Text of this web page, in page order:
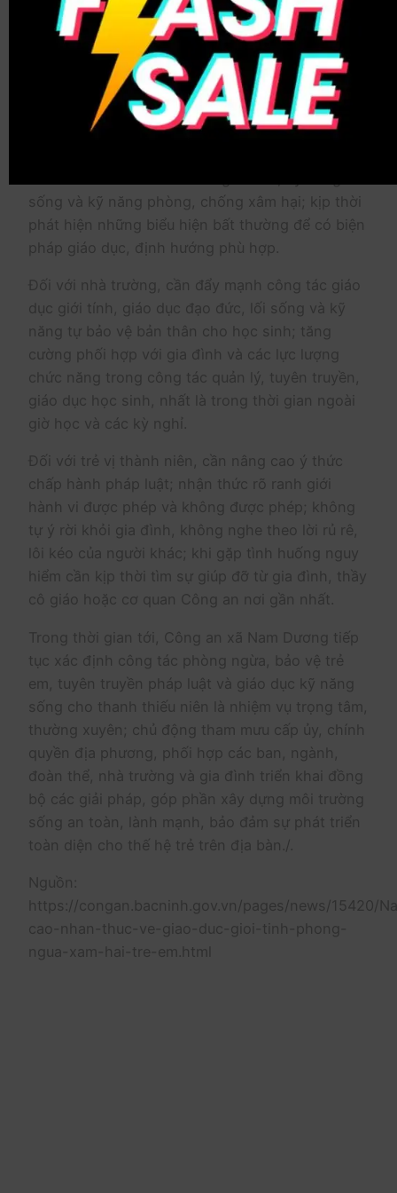
khỏe, tâm lý, tương lai của các em.
Công an xã Nam Dương khuyến cáo:
Đối với gia đình, cần nâng cao trách nhiệm trong
việc quản lý, giáo dục con em; thường xuyên
quan tâm đến diễn biến tâm lý, sinh hoạt, các
sống và kỹ năng phòng, chống xâm hại; kịp thời
phát hiện những biểu hiện bất thường để có biện
pháp giáo dục, định hướng phù hợp.
Đối với nhà trường, cần đẩy mạnh công tác giáo
dục giới tính, giáo dục đạo đức, lối sống và kỹ
năng tự bảo vệ bản thân cho học sinh; tăng
cường phối hợp với gia đình và các lực lượng
chức năng trong công tác quản lý, tuyên truyền,
giáo dục học sinh, nhất là trong thời gian ngoài
giờ học và các kỳ nghỉ.
Đối với trẻ vị thành niên, cần nâng cao ý thức
chấp hành pháp luật; nhận thức rõ ranh giới
hành vi được phép và không được phép; không
tự ý rời khỏi gia đình, không nghe theo lời rủ rê,
lôi kéo của người khác; khi gặp tình huống nguy
hiểm cần kịp thời tìm sự giúp đỡ từ gia đình, thầy
cô giáo hoặc cơ quan Công an nơi gần nhất.
Trong thời gian tới, Công an xã Nam Dương tiếp
tục xác định công tác phòng ngừa, bảo vệ trẻ
em, tuyên truyền pháp luật và giáo dục kỹ năng
sống cho thanh thiếu niên là nhiệm vụ trọng tâm,
thường xuyên; chủ động tham mưu cấp ủy, chính
quyền địa phương, phối hợp các ban, ngành,
đoàn thể, nhà trường và gia đình triển khai đồng
bộ các giải pháp, góp phần xây dựng môi trường
sống an toàn, lành mạnh, bảo đảm sự phát triển
toàn diện cho thế hệ trẻ trên địa bàn./.
Nguồn:
https://congan.bacninh.gov.vn/pages/news/15420/
cao-nhan-thuc-ve-giao-duc-gioi-tinh-phong-
ngua-xam-hai-tre-em.html